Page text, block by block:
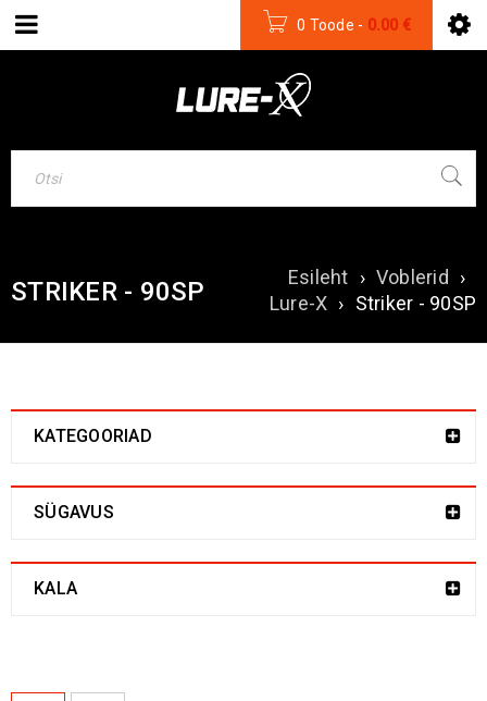
0 Toode - 0.00 €
STRIKER - 90SP Esileht › Voblerid
›
Lure-X › Striker - 90SP
KATEGOORIAD
SÜGAVUS
KALA